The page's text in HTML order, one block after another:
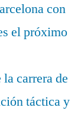
con
el próximo
carrera de
táctica y